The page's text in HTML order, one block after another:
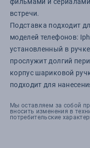
встречи.
Подставка подходит
моделей телефонов:
установленный в
прослужит долгий
корпус шариковой
подходит для
Мы оставляем за собой
вносить изменения в
потребительские